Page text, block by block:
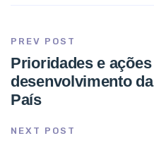
PREV POST
Prioridades e
desenvolvimento
País
NEXT POST